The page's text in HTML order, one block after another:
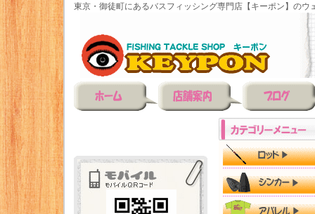
東京・御徒町にあるバスフィッシング専門店【キーポン】のウ